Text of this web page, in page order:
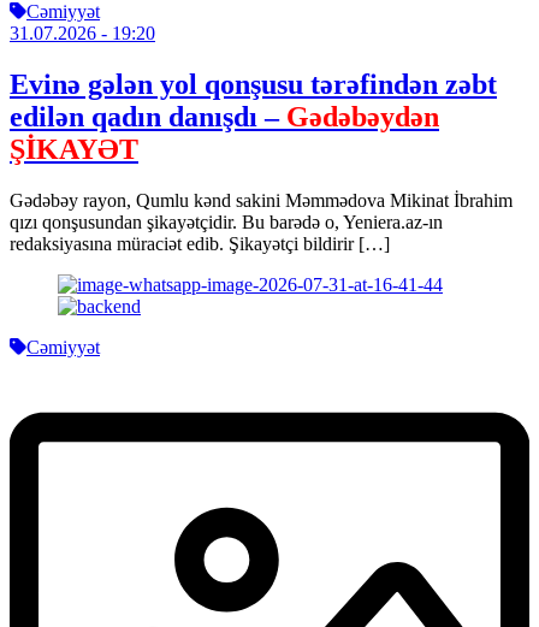
Cəmiyyət
31.07.2026 - 19:20
Evinə gələn yol qonşusu tərəfindən zəbt
edilən qadın danışdı – Gədəbəydən
ŞİKAYƏT
Gədəbəy rayon, Qumlu kənd sakini Məmmədova Mikinat İbrahim
qızı qonşusundan şikayətçidir. Bu barədə o, Yeniera.az-ın
redaksiyasına müraciət edib. Şikayətçi bildirir […]
Cəmiyyət